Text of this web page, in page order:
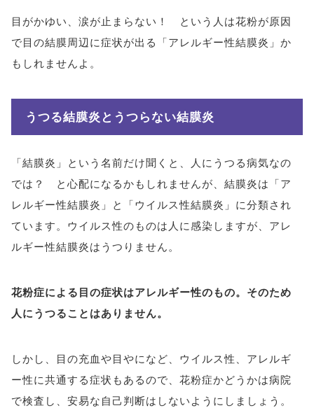
目がかゆい、涙が止まらない！ という人は花粉が原因
で目の結膜周辺に症状が出る「アレルギー性結膜炎」か
もしれませんよ。
うつる結膜炎とうつらない結膜炎
「結膜炎」という名前だけ聞くと、人にうつる病気なの
では？ と心配になるかもしれませんが、結膜炎は「ア
レルギー性結膜炎」と「ウイルス性結膜炎」に分類され
ています。ウイルス性のものは人に感染しますが、アレ
ルギー性結膜炎はうつりません。
花粉症による目の症状はアレルギー性のもの。そのため
人にうつることはありません。
しかし、目の充血や目やになど、ウイルス性、アレルギ
ー性に共通する症状もあるので、花粉症かどうかは病院
で検査し、安易な自己判断はしないようにしましょう。